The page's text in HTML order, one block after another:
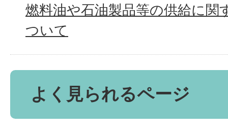
燃料油や石油製品等の供給に関
ついて
よく見られるページ